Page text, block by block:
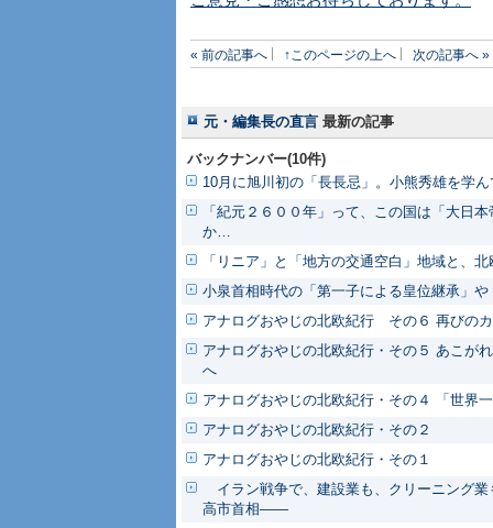
« 前の記事へ ↑このページの上へ 次の記事へ »
元・編集長の直言 最新の記事
バックナンバー(10件)
10月に旭川初の「長長忌」。小熊秀雄を学
「紀元２６００年」って、この国は「大日
か…
「リニア」と「地方の交通空白」地域と、
小泉首相時代の「第一子による皇位継承」
アナログおやじの北欧紀行 その６ 再びの
アナログおやじの北欧紀行・その５ あこが
へ
アナログおやじの北欧紀行・その４ 「世界
アナログおやじの北欧紀行・その２
アナログおやじの北欧紀行・その１
イラン戦争で、建設業も、クリーニング
高市首相――